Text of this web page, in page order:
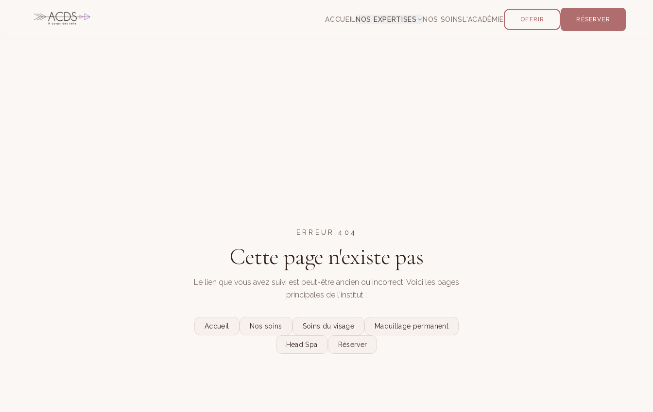
ACCUEIL NOS EXPERTISES NOS SOINS L'ACADÉMIE OFFRIR RÉSERVER
ERREUR 404
Cette page n'existe pas
Le lien que vous avez suivi est peut-être ancien ou incorrect. Voici les pages
principales de l'institut :
Accueil Nos soins Soins du visage Maquillage permanent
Head Spa Réserver